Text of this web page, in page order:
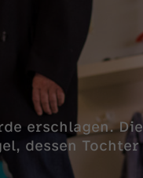
erschlagen. Die
dessen Tochter